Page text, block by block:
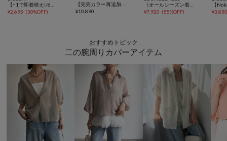
¥2,695 (30%OFF)
¥10,890
《オールシーズン着られる/レイヤードアイテム》レースシフォンキャミ
¥7,920 (55%OFF) ¥
おすすめトピック
二の腕周りカバーアイテム